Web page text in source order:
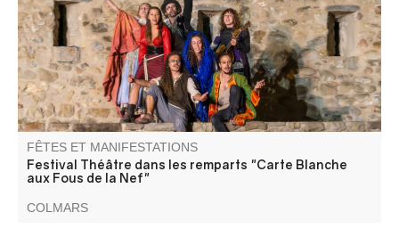
FÊTES ET MANIFESTATIONS
Festival Théâtre dans les remparts "Carte Blanche
aux Fous de la Nef"
COLMARS